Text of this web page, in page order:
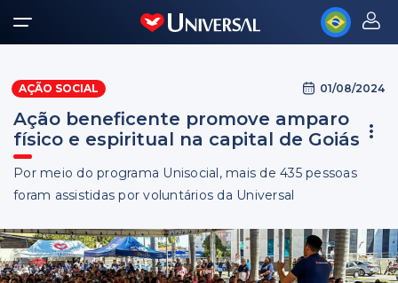
AÇÃO SOCIAL 01/08/2024
Ação beneficente promove amparo
físico e espiritual na capital de Goiás
Por meio do programa Unisocial, mais de 435 pessoas
foram assistidas por voluntários da Universal